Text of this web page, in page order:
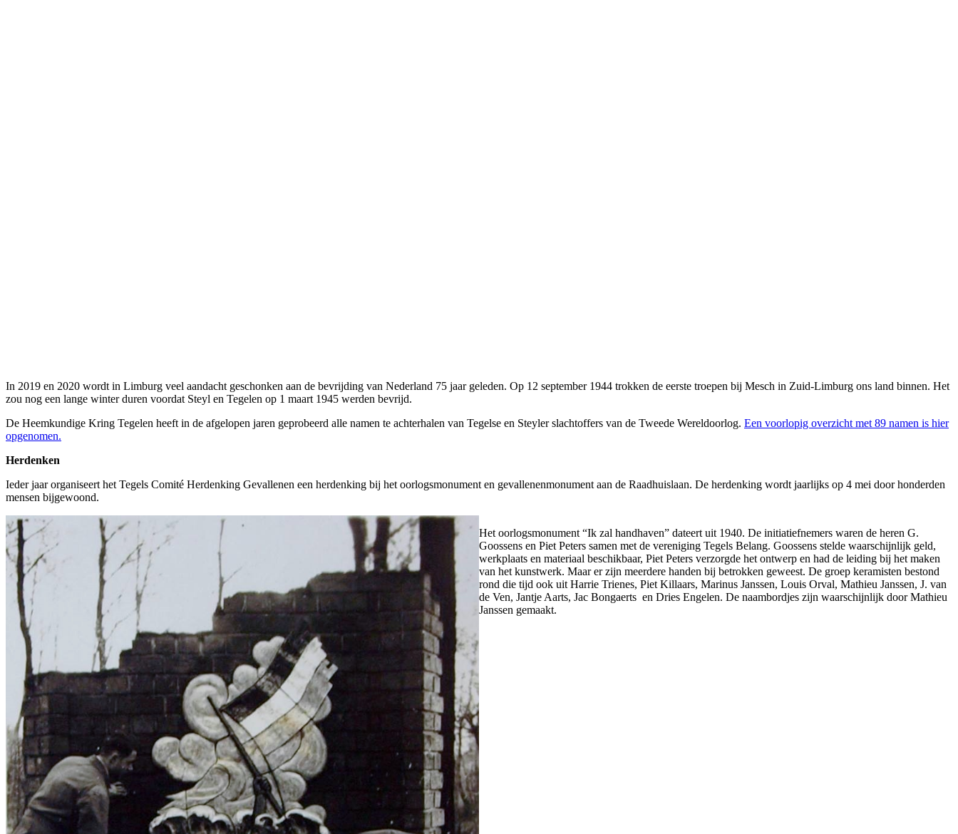
In 2019 en 2020 wordt in Limburg veel aandacht geschonken aan de bevrijding van Nederland 75 jaar geleden. Op 12 september 1944 trokken de eerste troepen bij Mesch in Zuid-Limburg ons land binnen. Het
zou nog een lange winter duren voordat Steyl en Tegelen op 1 maart 1945 werden bevrijd.
De Heemkundige Kring Tegelen heeft in de afgelopen jaren geprobeerd alle namen te achterhalen van Tegelse en Steyler slachtoffers van de Tweede Wereldoorlog. Een voorlopig overzicht met 89 namen is hier
opgenomen.
Herdenken
Ieder jaar organiseert het Tegels Comité Herdenking Gevallenen een herdenking bij het oorlogsmonument en gevallenenmonument aan de Raadhuislaan. De herdenking wordt jaarlijks op 4 mei door honderden
mensen bijgewoond.
Het oorlogsmonument “Ik zal handhaven” dateert uit 1940. De initiatiefnemers waren de heren G.
Goossens en Piet Peters samen met de vereniging Tegels Belang. Goossens stelde waarschijnlijk geld,
werkplaats en materiaal beschikbaar, Piet Peters verzorgde het ontwerp en had de leiding bij het maken
van het kunstwerk. Maar er zijn meerdere handen bij betrokken geweest. De groep keramisten bestond
rond die tijd ook uit Harrie Trienes, Piet Killaars, Marinus Janssen, Louis Orval, Mathieu Janssen, J. van
de Ven, Jantje Aarts, Jac Bongaerts en Dries Engelen. De naambordjes zijn waarschijnlijk door Mathieu
Janssen gemaakt.